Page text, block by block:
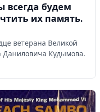
всегда будем
их память.
ветерана Великой
Кудымова.